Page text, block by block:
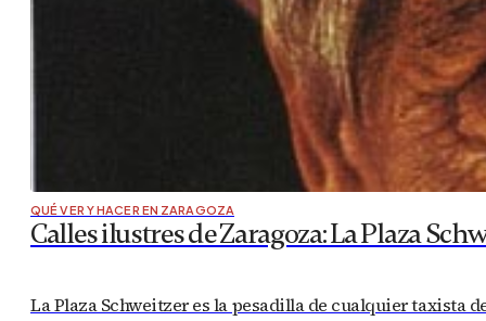
QUÉ VER Y HACER EN ZARAGOZA
Calles ilustres de Zaragoza: La Plaza
La Plaza Schweitzer es la pesadilla de cualquier taxista